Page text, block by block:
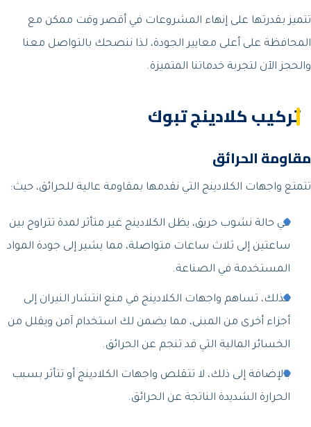
تتميز بقدرتها على إنهاء المشروعات في أقصر وقت ممكن مع
المحافظة على أعلى معايير الجودة، لذا ننصحك بالتواصل معنا
والحجز الآن لتجربة خدماتنا المتميزة.
تركيب كلادينج تبوك
مقاومة الحرائق
تتمتع واجهات الكلادينج التي نقدمها بمقاومة عالية للحرائق، حيث:
في حالة نشوب حريق، يظل الكلادينج غير متأثر لمدة تتراوح بين
ساعتين إلى ثلاث ساعات متواصلة، مما يشير إلى جودة المواد
المستخدمة في الصناعة.
كذلك، تساهم واجهات الكلادينج في منع انتشار النيران إلى
أجزاء أخرى من المبنى، مما يضمن لك استخدام آمن ويقلل من
الخسائر المالية التي قد تنجم عن الحرائق.
بالإضافة إلى ذلك، لا تتقلص واجهات الكلادينج أو تتأثر بسبب
الحرارة الشديدة الناتجة عن الحرائق.